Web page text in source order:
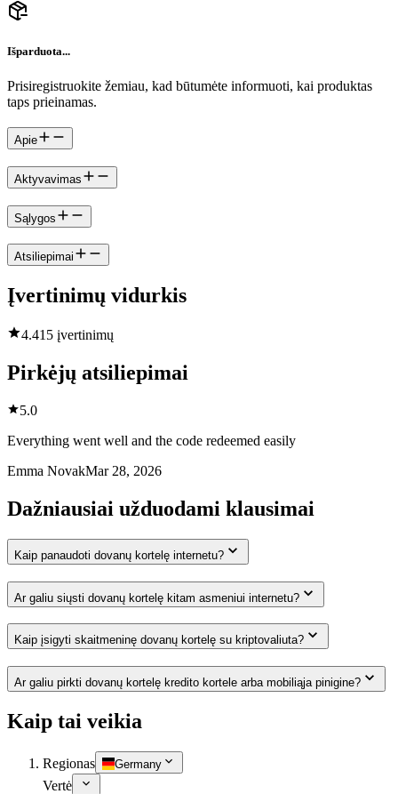
Išparduota...
Prisiregistruokite žemiau, kad būtumėte informuoti, kai produktas
taps prieinamas.
Apie
Aktyvavimas
Sąlygos
Atsiliepimai
Įvertinimų vidurkis
4.415 įvertinimų
Pirkėjų atsiliepimai
5.0
Everything went well and the code redeemed easily
Emma NovakMar 28, 2026
Dažniausiai užduodami klausimai
Kaip panaudoti dovanų kortelę internetu?
Ar galiu siųsti dovanų kortelę kitam asmeniui internetu?
Kaip įsigyti skaitmeninę dovanų kortelę su kriptovaliuta?
Ar galiu pirkti dovanų kortelę kredito kortele arba mobiliąja pinigine?
Kaip tai veikia
Regionas Germany
Vertė